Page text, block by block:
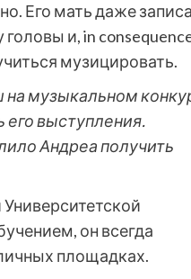
Его мать даже
и, in
музицировать.
музыкальном
его выступления.
Андреа получить
он всегда
площадках.